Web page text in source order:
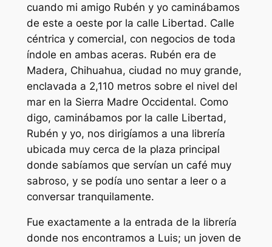
cuando mi amigo Rubén y yo caminábamos
de este a oeste por la calle Libertad. Calle
céntrica y comercial, con negocios de toda
índole en ambas aceras. Rubén era de
Madera, Chihuahua, ciudad no muy grande,
enclavada a 2,110 metros sobre el nivel del
mar en la Sierra Madre Occidental. Como
digo, caminábamos por la calle Libertad,
Rubén y yo, nos dirigíamos a una librería
ubicada muy cerca de la plaza principal
donde sabíamos que servían un café muy
sabroso, y se podía uno sentar a leer o a
conversar tranquilamente.
Fue exactamente a la entrada de la librería
donde nos encontramos a Luis; un joven de